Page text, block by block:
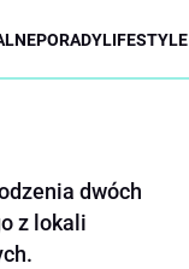
PORADYLIFESTYLE
dwóch
z lokali